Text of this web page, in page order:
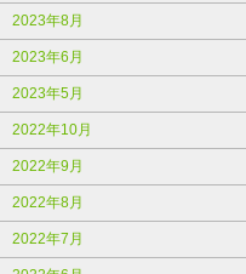
2023年8月
2023年6月
2023年5月
2022年10月
2022年9月
2022年8月
2022年7月